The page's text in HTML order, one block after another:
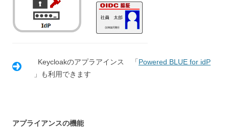
Keycloakのアプラアインス 「Powered BLUE for idP
」も利用できます
アプライアンスの機能